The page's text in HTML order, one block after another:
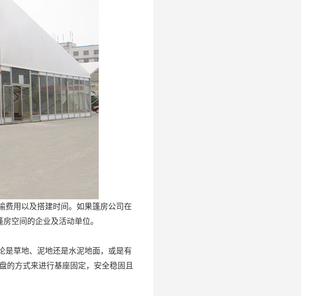
费用以及搭建时间。如果篷房公司在
空间的企业及活动单位。
是草地、泥地还是水泥地面，或是有
的方式来进行基座固定，安全稳固且